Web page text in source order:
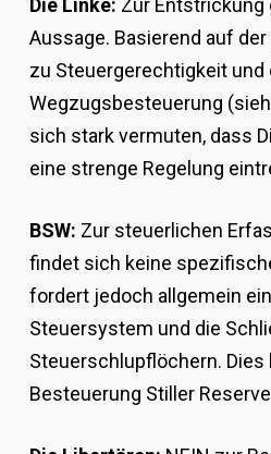
Die Linke: Zur Entstrickung
Aussage. Basierend auf
zu Steuergerechtigkeit und
Wegzugsbesteuerung
sich stark vermuten, dass
eine strenge Regelung
BSW: Zur steuerlichen
findet sich keine
fordert jedoch allgemein
Steuersystem und die
Steuerschlupflöchern. Dies
Besteuerung Stiller